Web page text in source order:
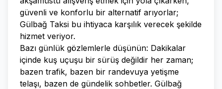
güvenli ve konforlu bir alternatif arıyorlar;
Gülbağ Taksi bu ihtiyaca karşılık verecek şekilde
hizmet veriyor.
Bazı günlük gözlemlerle düşünün: Dakikalar
içinde kuş uçuşu bir sürüş değildir her zaman;
bazen trafik, bazen bir randevuya yetişme
telaşı, bazen de gündelik sohbetler. Gülbağ